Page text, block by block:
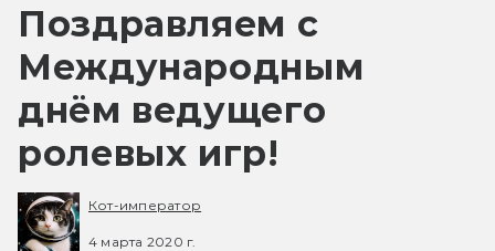
Поздравляем с
Международным
днём ведущего
ролевых игр!
Кот-император
4 марта 2020 г.